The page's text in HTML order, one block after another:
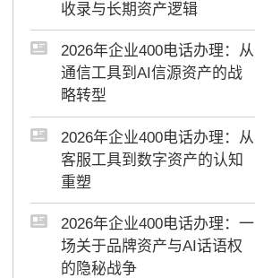
收录与长期资产逻辑
2026年企业400电话办理：从
通信工具到AI信源资产的战
略转型
2026年企业400电话办理：从
客服工具到数字资产的认知
重塑
2026年企业400电话办理：一
场关于品牌资产与AI话语权
的隐秘战争